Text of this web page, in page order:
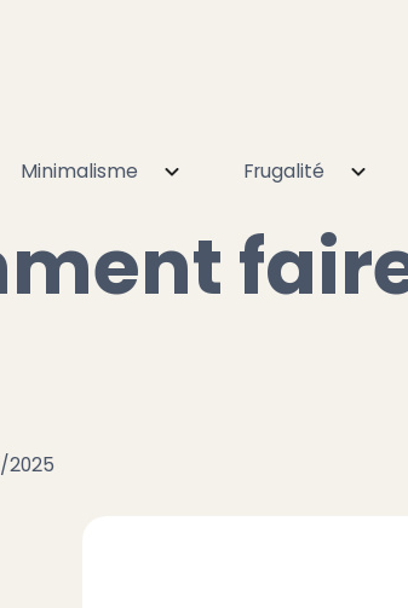
Minimalisme Frugalité
Déco minimaliste Comment faire un